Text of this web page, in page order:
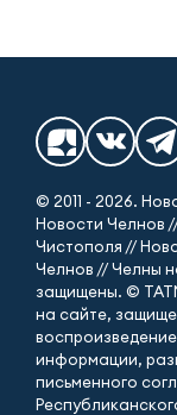
© 2011 - 2026.
Новости Челнов
Чистополя //
Челнов // Челны
защищены. ©
на сайте,
информации,
письменного